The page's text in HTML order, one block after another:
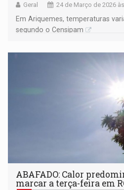
Geral 24 de Março de 2026
Em Ariquemes, temperaturas
segundo o Censipam
ABAFADO: Calor
marcar a terça-feira em